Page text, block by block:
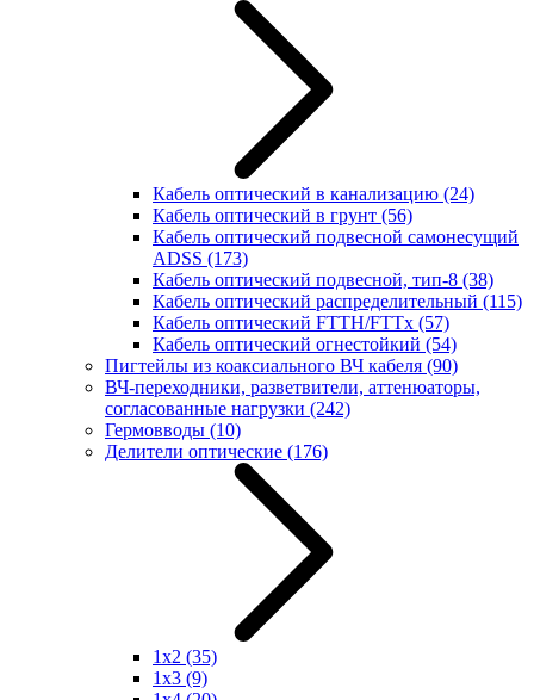
Кабель оптический в канализацию (24)
Кабель оптический в грунт (56)
Кабель оптический подвесной самонесущий
ADSS (173)
Кабель оптический подвесной, тип-8 (38)
Кабель оптический распределительный (115)
Кабель оптический FTTH/FTTx (57)
Кабель оптический огнестойкий (54)
Пигтейлы из коаксиального ВЧ кабеля (90)
ВЧ-переходники, разветвители, аттенюаторы,
согласованные нагрузки (242)
Гермовводы (10)
Делители оптические (176)
1x2 (35)
1x3 (9)